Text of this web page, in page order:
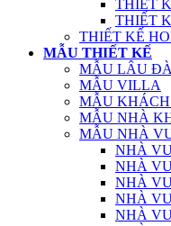
THIẾT
THIẾT
THIẾT KẾ
MẪU THIẾT KẾ
MẪU LÂU
MẪU VILLA
MẪU KHÁCH
MẪU NHÀ
MẪU NHÀ
NHÀ
NHÀ
NHÀ
NHÀ
NHÀ